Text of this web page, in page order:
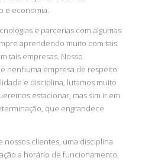
e economia.
e parcerias com algumas
aprendendo muito com tais
tais empresas. Nosso
nenhuma empresa de respeito:
e disciplina, lutamos muito
estacionar, mas sim ir em
que engrandece
nossos clientes, uma disciplina
a horário de funcionamento,